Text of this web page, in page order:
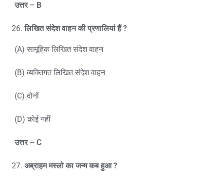
उत्तर – B
लिखित संदेश वाहन की प्रणालियां हैं ?
(A) सामूहिक लिखित संदेश वाहन
(B) व्यक्तिगत लिखित संदेश वाहन
(C) दोनों
(D) कोई नहीं
उत्तर – C
अब्राहम मस्लो का जन्म कब हुआ ?